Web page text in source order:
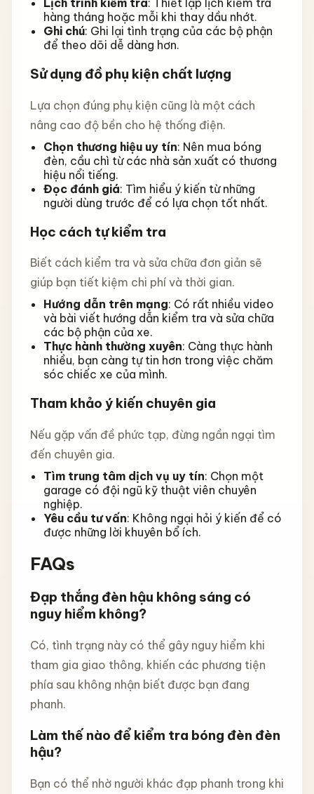
Lịch trình kiểm tra: Thiết lập lịch kiểm tra
hàng tháng hoặc mỗi khi thay dầu nhớt.
Ghi chú: Ghi lại tình trạng của các bộ phận
để theo dõi dễ dàng hơn.
Sử dụng đồ phụ kiện chất lượng
Lựa chọn đúng phụ kiện cũng là một cách
nâng cao độ bền cho hệ thống điện.
Chọn thương hiệu uy tín: Nên mua bóng
đèn, cầu chì từ các nhà sản xuất có thương
hiệu nổi tiếng.
Đọc đánh giá: Tìm hiểu ý kiến từ những
người dùng trước để có lựa chọn tốt nhất.
Học cách tự kiểm tra
Biết cách kiểm tra và sửa chữa đơn giản sẽ
giúp bạn tiết kiệm chi phí và thời gian.
Hướng dẫn trên mạng: Có rất nhiều video
và bài viết hướng dẫn kiểm tra và sửa chữa
các bộ phận của xe.
Thực hành thường xuyên: Càng thực hành
nhiều, bạn càng tự tin hơn trong việc chăm
sóc chiếc xe của mình.
Tham khảo ý kiến chuyên gia
Nếu gặp vấn đề phức tạp, đừng ngần ngại tìm
đến chuyên gia.
Tìm trung tâm dịch vụ uy tín: Chọn một
garage có đội ngũ kỹ thuật viên chuyên
nghiệp.
Yêu cầu tư vấn: Không ngại hỏi ý kiến để có
được những lời khuyên bổ ích.
FAQs
Đạp thắng đèn hậu không sáng có
nguy hiểm không?
Có, tình trạng này có thể gây nguy hiểm khi
tham gia giao thông, khiến các phương tiện
phía sau không nhận biết được bạn đang
phanh.
Làm thế nào để kiểm tra bóng đèn đèn
hậu?
Bạn có thể nhờ người khác đạp phanh trong khi